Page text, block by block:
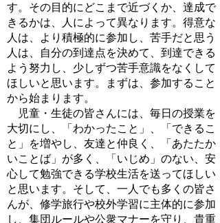
す。その目的にどこまで近づくか、達成で
きるかは、人によって異なります。得意な
人は、より積極的に参加し、苦手だと思う
人は、自分の到達点を決めて、到達できる
よう努力し、少しずつ苦手意識をなくして
ほしいと思います。まずは、参加すること
から始まります。
児童・生徒の皆さんには、毎日の授業を
大切にし、「わかったこと」、「できるこ
と」を増やし、友達と仲良く、「あたたか
いことば」が多く、「いじめ」のない、安
心して勉強できる学校生活を送ってほしい
と思います。そして、一人でも多くの皆さ
んが、修学旅行や校外学習に主体的に参加
し、集団ルールや公衆マナーを守り、貴重